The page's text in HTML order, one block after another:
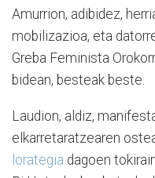
Amurrion, adibidez,
mobilizazioa, eta
Greba Feminista
bidean, besteak beste.
Laudion, aldiz,
elkarretaratzearen
lorategia dagoen